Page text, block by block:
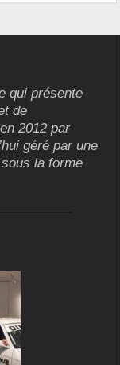
qui présente
de
2012 par
géré par une
la forme